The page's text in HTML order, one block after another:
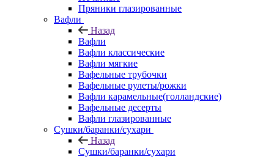
Пряники глазированные
Вафли
Назад
Вафли
Вафли классические
Вафли мягкие
Вафельные трубочки
Вафельные рулеты/рожки
Вафли карамельные(голландские)
Вафельные десерты
Вафли глазированные
Сушки/баранки/сухари
Назад
Сушки/баранки/сухари